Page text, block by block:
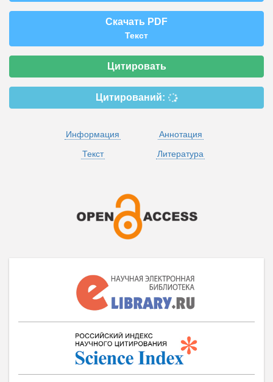
Скачать PDF
Текст
Цитировать
Цитирований:
Информация
Аннотация
Текст
Литература